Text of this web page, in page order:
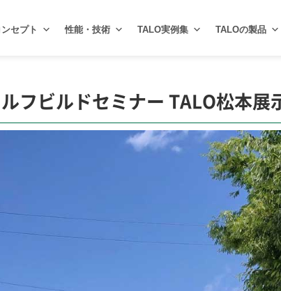
ンセプト 性能・技術 TALO実例集 TALOの製品
フビルドセミナー TALO松本展